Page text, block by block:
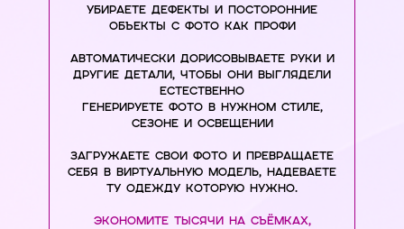
Убираете дефекты и посторонние
объекты с фото как профи
Автоматически дорисовываете руки и
другие детали, чтобы они выглядели
естественно
Генерируете фото в нужном стиле,
сезоне и освещении
Загружаете свои фото и превращаете
себя в виртуальную модель, НАДЕВАЕТЕ
ТУ ОДЕЖДУ КОТОРУЮ НУЖНО.
Экономите тысячи на съёмках,